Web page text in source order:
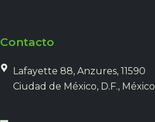
Contacto
Lafayette 88, Anzures, 11590
Ciudad de México, D.F., México